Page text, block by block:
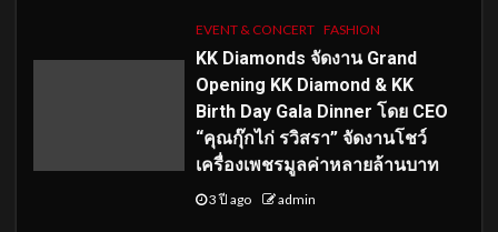
EVENT & CONCERT FASHION
KK Diamonds จัดงาน Grand
Opening KK Diamond & KK
Birth Day Gala Dinner โดย CEO
“คุณกุ๊กไก่ รวิสรา” จัดงานโชว์
เครื่องเพชรมูลค่าหลายล้านบาท
3 ปี ago admin